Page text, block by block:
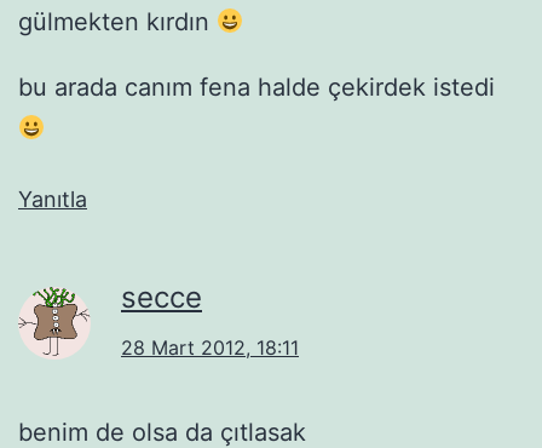
gülmekten kırdın
bu arada canım fena halde çekirdek istedi
Yanıtla
secce
28 Mart 2012, 18:11
benim de olsa da çıtlasak